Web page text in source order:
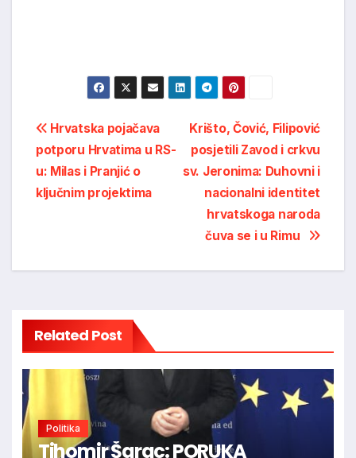
Post
navigation
Krišto, Čović, Filipović
posjetili Zavod i crkvu
sv. Jeronima: Duhovni i
nacionalni identitet
hrvatskoga naroda
čuva se i u Rimu
Hrvatska pojačava
potporu Hrvatima u RS-
u: Milas i Pranjić o
ključnim projektima
Related Post
Politika
Tihomir Šarac: PORUKA